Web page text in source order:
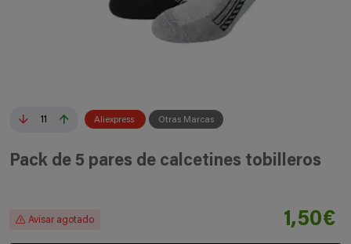
11 Aliexpress Otras Marcas
Pack de 5 pares de calcetines tobilleros
Avisar agotado 1,50€